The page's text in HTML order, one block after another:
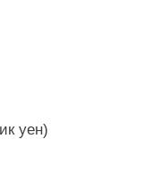
уен)